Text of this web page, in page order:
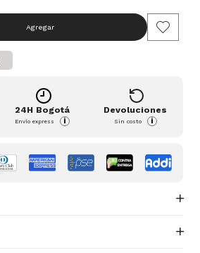
Agregar
24H Bogotá
Envío express i
Devoluciones
Sin costo i